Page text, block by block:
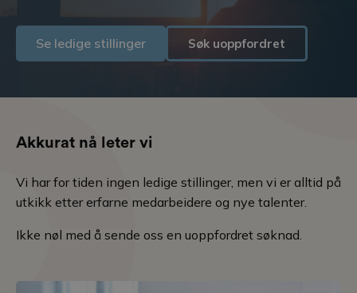
Se ledige stillinger Søk uoppfordret
Akkurat nå leter vi
Vi har for tiden ingen ledige stillinger, men vi er alltid på
utkikk etter erfarne medarbeidere og nye talenter.
Ikke nøl med å sende oss en uoppfordret søknad.